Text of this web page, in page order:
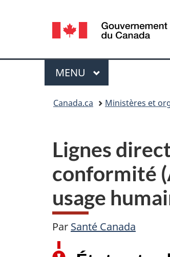
Sélection
de
la
langue
Menu
MENU PRINCIPAL
Canada.ca Ministères et
Lignes
conformité
usage
Par Santé Canada